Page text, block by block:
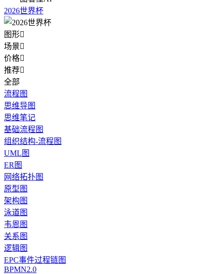
2026世界杯
图形
场景
价格
推荐
全部
流程图
思维导图
思维笔记
基础流程图
组织结构-流程图
UML图
ER图
网络拓扑图
原型图
架构图
泳道图
韦恩图
关系图
逻辑图
EPC事件过程链图
BPMN2.0